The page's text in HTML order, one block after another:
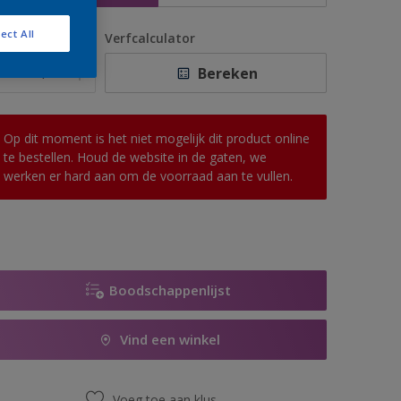
Verfcalculator
Bereken
Op dit moment is het niet mogelijk dit product online
te bestellen. Houd de website in de gaten, we
werken er hard aan om de voorraad aan te vullen.
Boodschappenlijst
Vind een winkel
All